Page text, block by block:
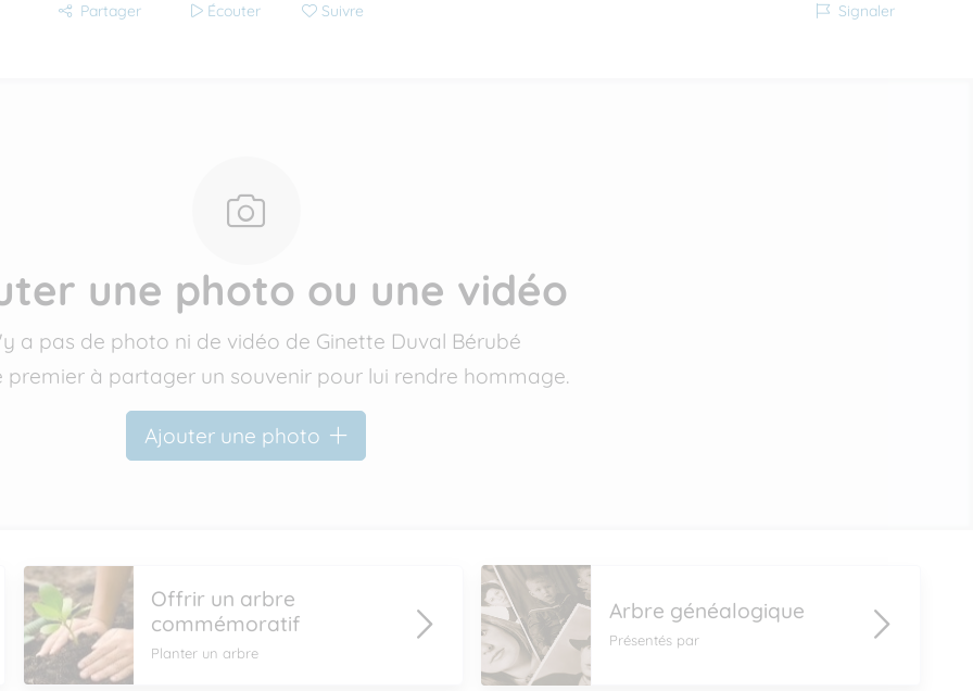
Partager Écouter Suivre Signaler
une photo ou une vidéo
a pas de photo ni de vidéo de Ginette Duval Bérubé
premier à partager un souvenir pour lui rendre hommage.
Ajouter une photo
Offrir un arbre
commémoratif
Planter un arbre
Arbre généalogique
Présentés par